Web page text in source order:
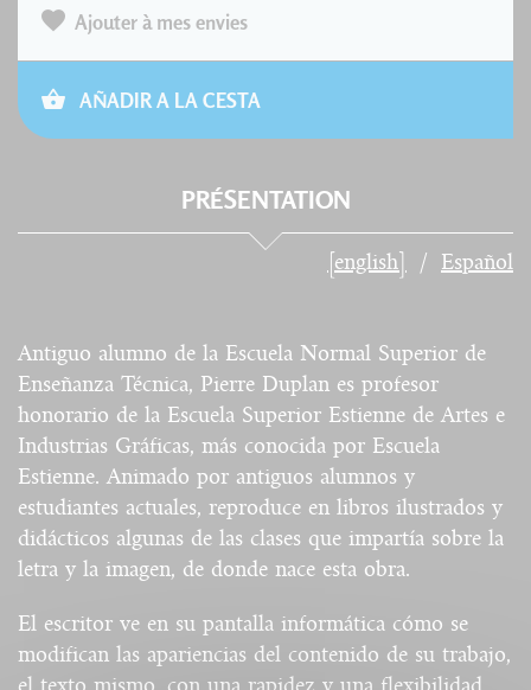
Ajouter à mes envies
AÑADIR A LA CESTA
PRÉSENTATION
[english] Español
Antiguo alumno de la Escuela Normal Superior de
Enseñanza Técnica, Pierre Duplan es profesor
honorario de la Escuela Superior Estienne de Artes e
Industrias Gráficas, más conocida por Escuela
Estienne. Animado por antiguos alumnos y
estudiantes actuales, reproduce en libros ilustrados y
didácticos algunas de las clases que impartía sobre la
letra y la imagen, de donde nace esta obra.
El escritor ve en su pantalla informática cómo se
modifican las apariencias del contenido de su trabajo,